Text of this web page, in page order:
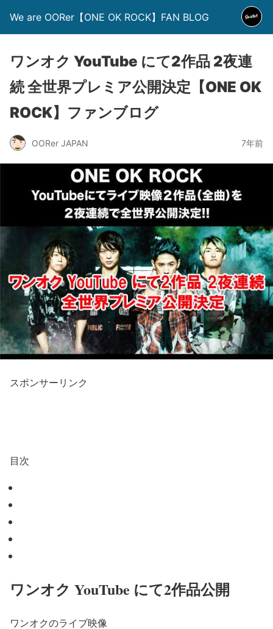
We are OORer【ONE OK ROCK】FAN BLOG
ワンオク YouTube にて2作品 2夜連
続 全世界プレミア公開決定【ONE OK
ROCK】ファンブログ
OORer JAPAN 7年前
スポンサーリンク
目次
ワンオク YouTube にて2作品公開
ワンオクのライブ映像